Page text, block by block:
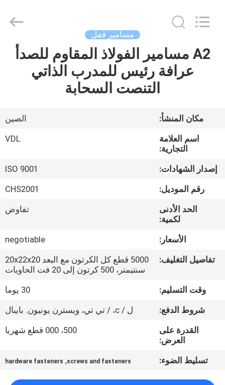
الصفحة
الرئيسية
معلومات
جولة
مراقبة
الجودة
خريطة
الموقع
PRIVACY
POLICY
مسامير قفل
A2 مسامير الفولاذ المقاوم للصدأ
عرافة رئيس للمدرب الذاتي
التنصت السحابة
مكان المنشأ:
الصين
اسم العلامة
التجارية:
VDL
إصدار الشهادات:
ISO 9001
رقم الموديل:
CHS2001
الحد الأدنى
لكمية:
تفاوض
الأسعار:
negotiable
تفاصيل التغليف:
5000 قطع كل الكرتون مع البعد 20x22x20
سنتيمتر، 500 كرتون إلى 20 فت الحاويات
وقت التسليم:
30 يوما
شروط الدفع:
ل / c، / تي تي، ويسترن يونيون. بايبال
القدرة على
العرض:
500، 000 قطع شهريا
تسليط الضوء: screws and fasteners
,
hardware fasteners